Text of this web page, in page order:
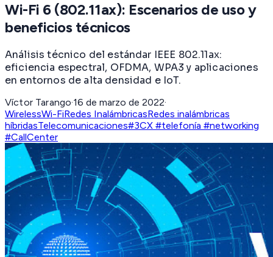
Wi-Fi 6 (802.11ax): Escenarios de uso y
beneficios técnicos
Análisis técnico del estándar IEEE 802.11ax:
eficiencia espectral, OFDMA, WPA3 y aplicaciones
en entornos de alta densidad e IoT.
Víctor Tarango·16 de marzo de 2022·
WirelessWi-FiRedes InalámbricasRedes inalámbricas
híbridasTelecomunicaciones#3CX #telefonía #networking
#CallCenter